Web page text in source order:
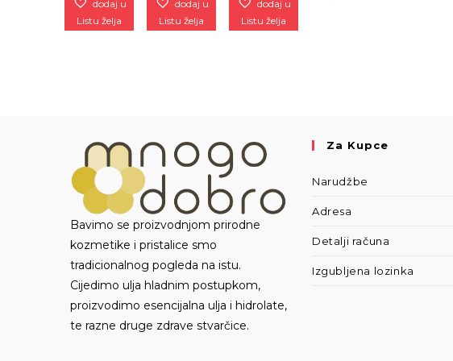
dodaj u
Listu želja
dodaj u
Listu želja
dodaj u
Listu želja
Bavimo se proizvodnjom prirodne
kozmetike i pristalice smo
tradicionalnog pogleda na istu.
Cijedimo ulja hladnim postupkom,
proizvodimo esencijalna ulja i hidrolate,
te razne druge zdrave stvarčice.
Za Kupce
Narudžbe
Adresa
Detalji računa
Izgubljena lozinka